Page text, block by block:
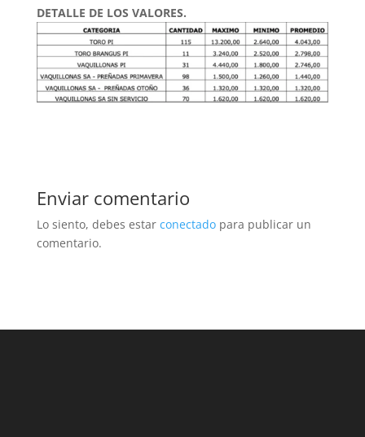
DETALLE DE LOS VALORES.
Enviar comentario
Lo siento, debes estar conectadopara publicar un
comentario.